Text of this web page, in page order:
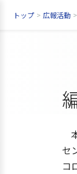
トップ > 広報活動 >
セ
コ